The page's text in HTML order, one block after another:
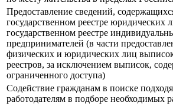
Предоставление сведений,
государственном реестре юридических
государственном реестре
предпринимателей (в части
физических и юридических лиц
реестров, за исключением выписок,
ограниченного доступа)
Содействие гражданам в поиске
работодателям в подборе необходимых